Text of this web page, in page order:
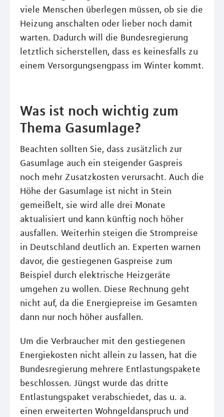
viele Menschen überlegen müssen, ob sie die
Heizung anschalten oder lieber noch damit
warten. Dadurch will die Bundesregierung
letztlich sicherstellen, dass es keinesfalls zu
einem Versorgungsengpass im Winter kommt.
Was ist noch wichtig zum
Thema Gasumlage?
Beachten sollten Sie, dass zusätzlich zur
Gasumlage auch ein steigender Gaspreis
noch mehr Zusatzkosten verursacht. Auch die
Höhe der Gasumlage ist nicht in Stein
gemeißelt, sie wird alle drei Monate
aktualisiert und kann künftig noch höher
ausfallen. Weiterhin steigen die Strompreise
in Deutschland deutlich an. Experten warnen
davor, die gestiegenen Gaspreise zum
Beispiel durch elektrische Heizgeräte
umgehen zu wollen. Diese Rechnung geht
nicht auf, da die Energiepreise im Gesamten
dann nur noch höher ausfallen.
Um die Verbraucher mit den gestiegenen
Energiekosten nicht allein zu lassen, hat die
Bundesregierung mehrere Entlastungspakete
beschlossen. Jüngst wurde das dritte
Entlastungspaket verabschiedet, das u. a.
einen erweiterten Wohngeldanspruch und